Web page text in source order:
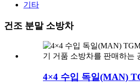
기타
건조 분말 소방차
4×4 수입 독일(MAN)